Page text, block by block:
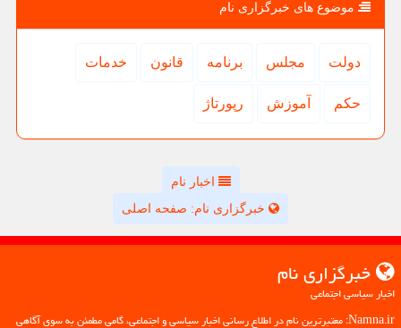
موضوع های خبرگزاری نام
دولت مجلس برنامه قانون خدمات
حكم آموزش رپورتاژ
اخبار نام
خبرگزاری نام: صفحه اصلی
خبرگزاری نام
اخبار سیاسی اجتماعی
Namna.ir: معتبرترین نام در اطلاع رسانی اخبار سیاسی و اجتماعی، گامی مطمئن به سوی آگاهی